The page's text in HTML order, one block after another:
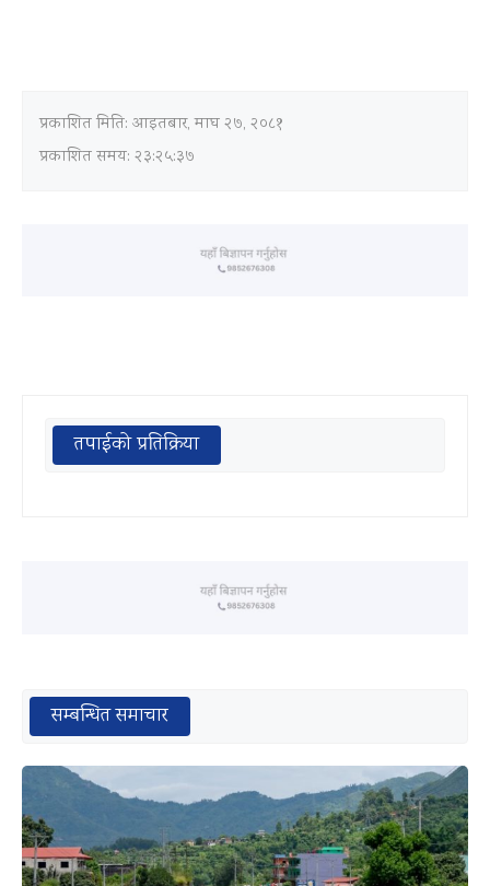
प्रकाशित मिति: आइतबार, माघ २७, २०८१
प्रकाशित समय: २३:२५:३७
तपाईको प्रतिक्रिया
सम्बन्धित समाचार